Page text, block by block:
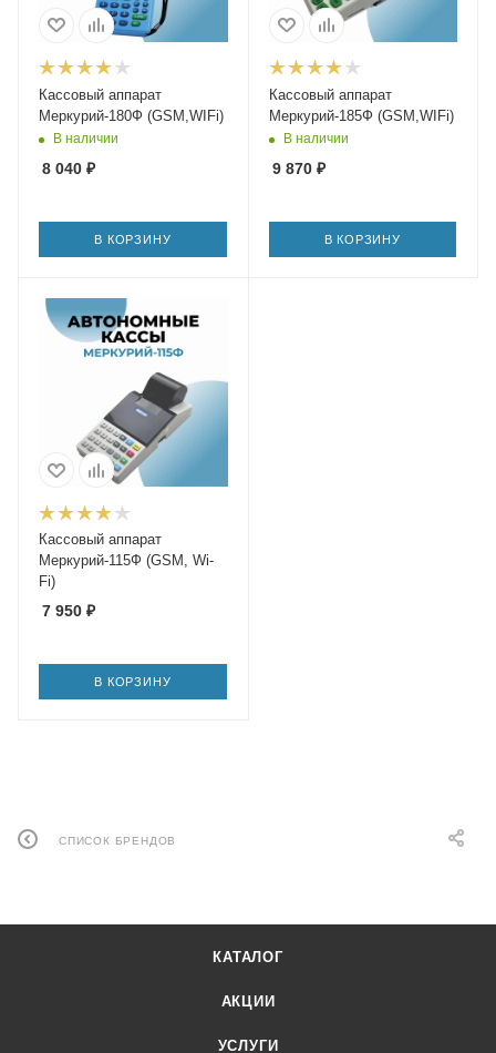
Кассовый аппарат
Меркурий-180Ф (GSM,WIFi)
В наличии
8 040 ₽
В КОРЗИНУ
Кассовый аппарат
Меркурий-185Ф (GSM,WIFi)
В наличии
9 870₽
В КОРЗИНУ
Кассовый аппарат
Меркурий-115Ф (GSM, Wi-
Fi)
7 950 ₽
В КОРЗИНУ
СПИСОК БРЕНДОВ
КАТАЛОГ
АКЦИИ
УСЛУГИ